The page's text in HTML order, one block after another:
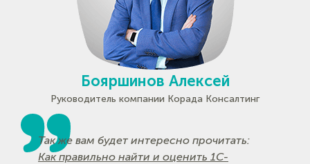
Бояршинов Алексей
Руководитель компании Корада Консалтинг
Так же вам будет интересно прочитать:
Как правильно найти и оценить 1С-